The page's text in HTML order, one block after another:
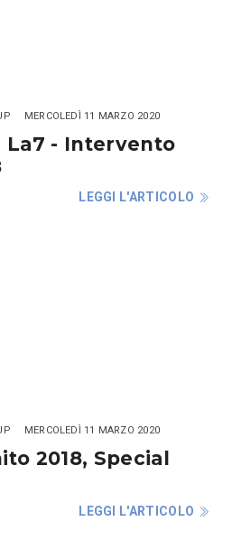
MERCOLEDÌ 11 MARZO 2020
La7 - Intervento
LEGGI L'ARTICOLO
MERCOLEDÌ 11 MARZO 2020
2018, Special
LEGGI L'ARTICOLO